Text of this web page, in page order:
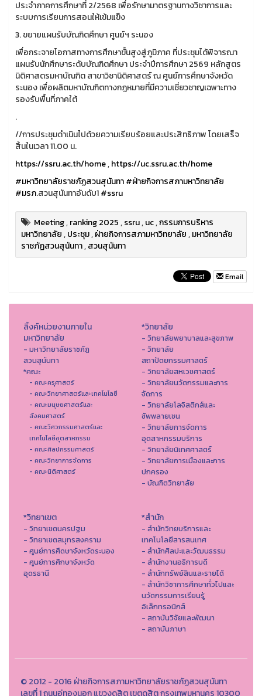
ประจำภาคการศึกษาที่ 2/2568 เพื่อรักษามาตรฐานทางวิชาการและ
ระบบการเรียนการสอนให้เข้มแข็ง
3. ขยายแผนรับบัณฑิตศึกษา ศูนย์ฯ ระนอง
เพื่อกระจายโอกาสทางการศึกษาขั้นสูงสู่ภูมิภาค ที่ประชุมได้พิจารณา
แผนรับนักศึกษาระดับบัณฑิตศึกษา ประจำปีการศึกษา 2569 หลักสูตร
นิติศาสตรมหาบัณฑิต สาขาวิชานิติศาสตร์ ณ ศูนย์การศึกษาจังหวัด
ระนอง เพื่อผลิตมหาบัณฑิตทางกฎหมายที่มีความเชี่ยวชาญเฉพาะทาง
รองรับพื้นที่ภาคใต้
.
//การประชุมดำเนินไปด้วยความเรียบร้อยและประสิทธิภาพ โดยเสร็จ
สิ้นในเวลา 11.00 น.
https://ssru.ac.th/home,https://uc.ssru.ac.th/home
#มหาวิทยาลัยราชภัฏสวนสุนันทา#ฝ่ายกิจการสภามหาวิทยาลัย
#มรภ.สวนสุนันทาอันดับ1#ssru
Meeting,ranking 2025,ssru,uc,กรรมการบริหาร
มหาวิทยาลัย,ประชุม,ฝ่ายกิจการสภามหาวิทยาลัย,มหาวิทยาลัย
ราชภัฏสวนสุนันทา,สวนสุนันทา
Email
ลิ้งค์หน่วยงานภายใน
มหาวิทยาลัย
- มหาวิทยาลัยราชภัฏ
สวนสุนันทา
*คณะ
- คณะครุศาสตร์
- คณะวิทยาศาสตร์และเทคโนโลยี
- คณะมนุษยศาสตร์และ
สังคมศาสตร์
- คณะวิศวกรรมศาสตร์และ
เทคโนโลยีอุตสาหกรรม
- คณะศิลปกรรมศาสตร์
- คณะวิทยาการจัดการ
- คณะนิติศาสตร์
*วิทยาลัย
- วิทยาลัยพยาบาลและสุขภาพ
- วิทยาลัย
สถาปัตยกรรมศาสตร์
- วิทยาลัยสหเวชศาสตร์
- วิทยาลัยนวัตกรรมและการ
จัดการ
- วิทยาลัยโลจิสติกส์และ
ซัพพลายเชน
- วิทยาลัยการจัดการ
อุตสาหกรรมบริการ
- วิทยาลัยนิเทศศาสตร์
- วิทยาลัยการเมืองและการ
ปกครอง
- บัณฑิตวิทยาลัย
*วิทยาเขต
- วิทยาเขตนครปฐม
- วิทยาเขตสมุทรสงคราม
- ศูนย์การศึดษาจังหวัดระนอง
- ศูนย์การศึกษาจังหวัด
อุดรธานี
*สำนัก
- สำนักวิทยบริการและ
เทคโนโลยีสารสนเทศ
- สํานักศิลปะและวัฒนธรรม
- สำนักงานอธิการบดี
- สำนักทรัพย์สินและรายได้
- สำนักวิชาการศึกษาทั่วไปและ
นวัตกรรมการเรียนรู้
อิเล็กทรอนิกส์
- สถาบันวิจัยและพัฒนา
- สถาบันภาษา
© 2012 - 2016 ฝ่ายกิจการสภามหาวิทยาลัยราชภัฏสวนสุนันทา
เลขที่ 1 ถนนอู่ทองนอก แขวงดุสิต เขตดุสิต กรุงเทพมหานคร 10300